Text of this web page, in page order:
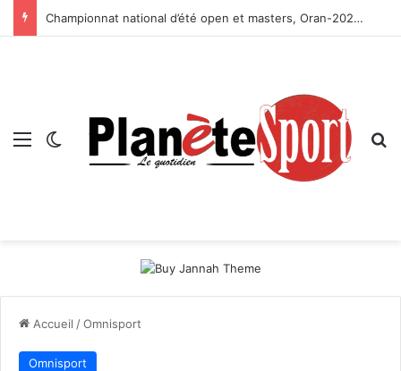
Championnat national d’été open et masters, Oran-2026 — Le CRB s’adjuge le titre
Menu Switch skin
Accueil /Omnisport
Omnisport